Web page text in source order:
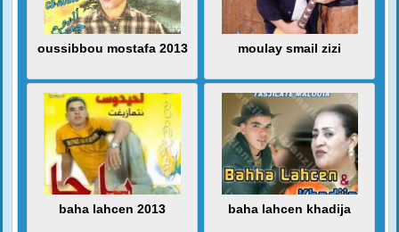
oussibbou mostafa 2013 moulay smail zizi
baha lahcen 2013 baha lahcen khadija